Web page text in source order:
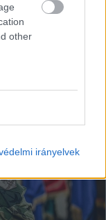
other
irányelvek